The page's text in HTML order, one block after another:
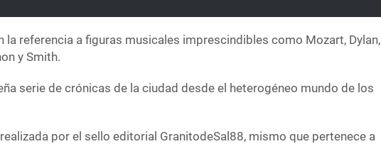
la referencia a figuras musicales imprescindibles como Mozart, Dylan,
y Smith.
serie de crónicas de la ciudad desde el heterogéneo mundo de los
por el sello editorial GranitodeSal88, mismo que pertenece a